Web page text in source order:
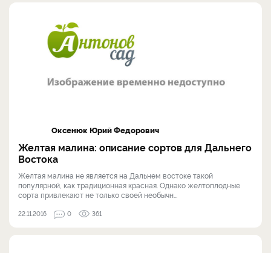
Оксенюк Юрий Федорович
Желтая малина: описание сортов для Дальнего
Востока
Желтая малина не является на Дальнем востоке такой
популярной, как традиционная красная. Однако желтоплодные
сорта привлекают не только своей необычн...
22.11.2016 0 361